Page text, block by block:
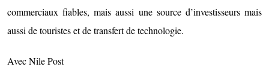
commerciaux fiables, mais aussi une source d’investisseurs mais
aussi de touristes et de transfert de technologie.
Avec Nile Post